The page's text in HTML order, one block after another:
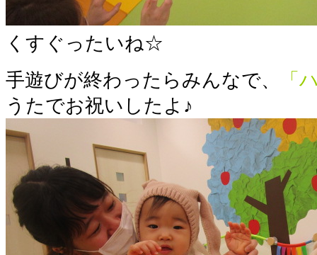
くすぐったいね☆
手遊びが終わったらみんなで、
「
うたでお祝いしたよ♪